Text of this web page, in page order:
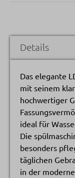
Details
Das elegante
mit seinem
hochwertiger
ideal für
Die
besonders
täglichen
in der